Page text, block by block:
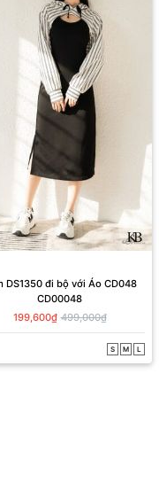
DS1350 đi bộ với Áo CD048
CD00048
199,600₫ 499,000₫
S M L